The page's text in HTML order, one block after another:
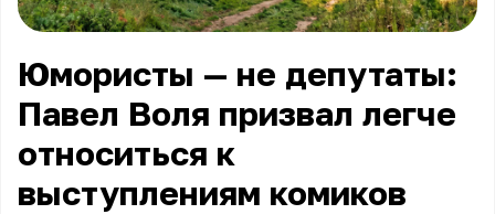
Юмористы — не депутаты:
Павел Воля призвал легче
относиться к
выступлениям комиков